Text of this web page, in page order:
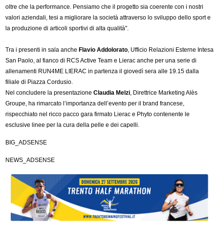
oltre che la performance. Pensiamo che il progetto sia coerente con i nostri
valori aziendali, tesi a migliorare la società attraverso lo sviluppo dello sport e
la produzione di articoli sportivi di alta qualità".
Tra i presenti in sala anche Flavio Addolorato, Ufficio Relazioni Esterne Intesa
San Paolo, al fianco di RCS Active Team e Lierac anche per una serie di
allenamenti RUN4ME LIERAC in partenza il giovedì sera alle 19.15 dalla
filiale di Piazza Cordusio.
Nel concludere la presentazione Claudia Melzi, Direttrice Marketing Alès
Groupe, ha rimarcato l’importanza dell’evento per il brand francese,
rispecchiato nel ricco pacco gara firmato Lierac e Phyto contenente le
esclusive linee per la cura della pelle e dei capelli.
BIG_ADSENSE
NEWS_ADSENSE